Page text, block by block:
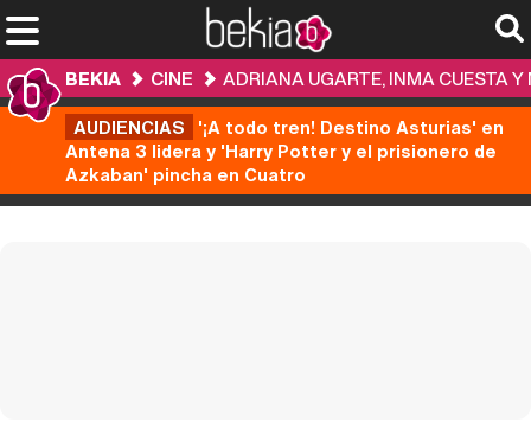
BEKIA CINE
ADRIANA UGARTE, INMA CUESTA
AUDIENCIAS '¡A todo tren! Destino Asturias' en
Antena 3 lidera y 'Harry Potter y el prisionero de
Azkaban' pincha en Cuatro